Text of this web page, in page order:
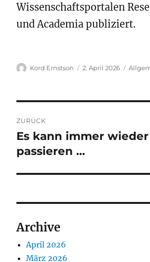
Wissenschaftsportalen
und Academia publiziert.
Autor
Kord Ernstson
Veröffentlicht
2. April 2026
ZURÜCK
Vorheriger
Beitrag:
Es kann immer wieder
passieren …
Archive
April 2026
März 2026